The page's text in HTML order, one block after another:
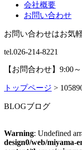
会社概要
お問い合わせ
お問い合わせはお気
tel.026-214-8221
【お問合わせ】9:00
トップページ >
BLOGブログ
Warning: Undefined
design0/web/miyama-